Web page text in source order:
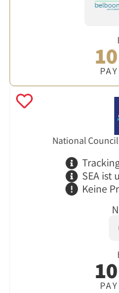
National
SEA ist
Keine